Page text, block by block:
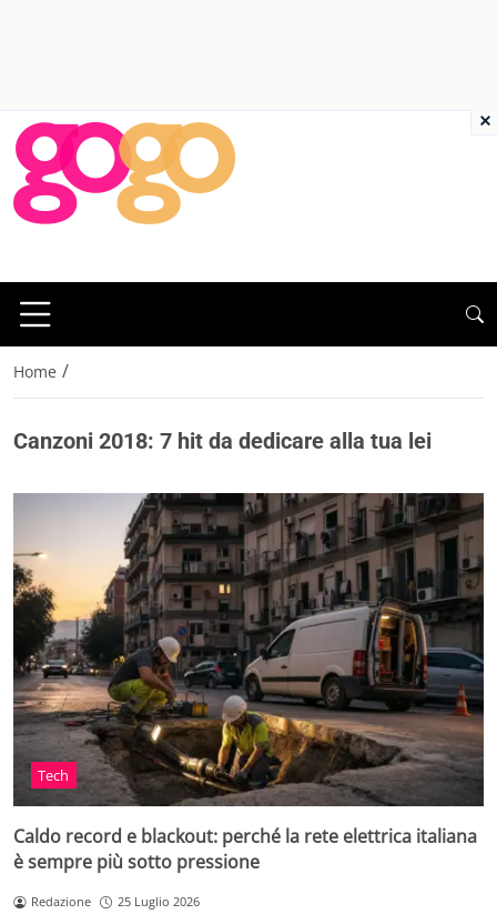
Home /
Canzoni 2018: 7 hit da dedicare alla tua lei
Tech
Caldo record e blackout: perché la rete elettrica italiana
è sempre più sotto pressione
Redazione 25 Luglio 2026
×